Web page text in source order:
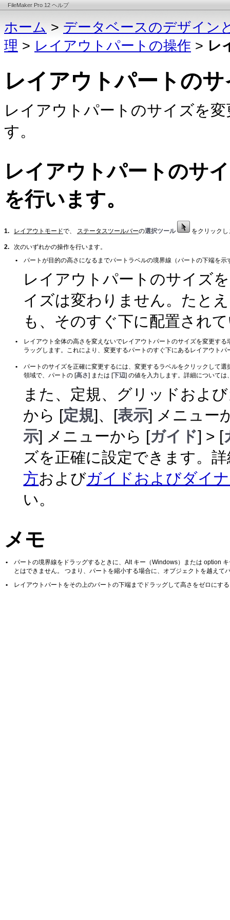
FileMaker Pro 12 ヘルプ
ホーム > データベースのデザイン
理 > レイアウトパートの操作 > レ
レイアウトパートの
レイアウトパートのサイズを
す。
レイアウトパートのサ
を行います。
1. レイアウトモードで、 ステータスツールバーの選択ツール をクリック
2.
次のいずれかの操作を行います。
•
パートが目的の高さになるまでパートラベルの境界線（パートの下端を示
レイアウトパートのサイズ
イズは変わりません。 たと
も、そのすぐ下に配置され
•
レイアウト全体の高さを変えないでレイアウトパートのサイズを変更す
ラッグします。これにより、変更するパートのすぐ下にあるレイアウト
•
パートのサイズを正確に変更するには、変更するラベルをクリックして選
領域で、パートの [高さ] または [下辺] の値を入力します。詳細については
また、定規、グリッドおよ
から [定規]、[表示] メニュー
示] メニューから [ガイド] > [
ズを正確に設定できます。
方およびガイドおよびダイ
い。
メモ
•
パートの境界線をドラッグするときに、Alt キー（Windows）または option
とはできません。 つまり、パートを縮小する場合に、オブジェクトを越えて
•
レイアウトパートをその上のパートの下端までドラッグして高さをゼロにす